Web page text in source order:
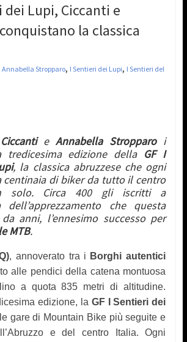
dei Lupi, Ciccanti e
la classica
Annabella Stropparo, I Sentieri dei Lupi, I Sentieri del
eAnnabella Stropparoi
tredicesima edizione della GF I
, la classica abruzzese che ogni
centinaia di biker da tutto il centro
solo. Circa 400 gli iscritti a
dell’apprezzamento che questa
anni, l’ennesimo successo per
MTB.
, annoverato tra i Borghi autentici
alle pendici della catena montuosa
a quota 835 metri di altitudine.
edizione, la GF I Sentieri dei
gare di Mountain Bike più seguite e
e del centro Italia. Ogni